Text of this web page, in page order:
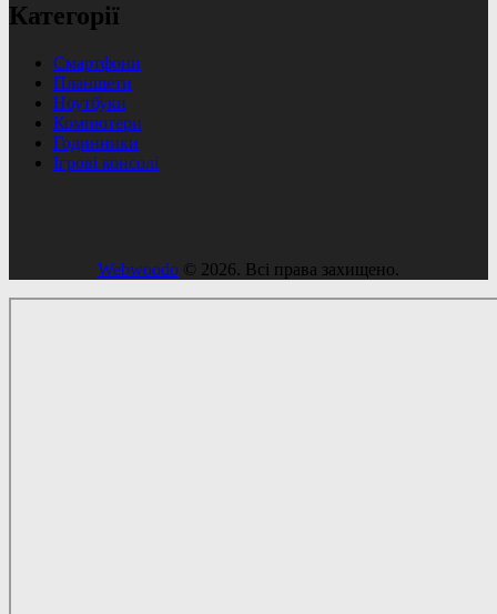
Категорії
Смартфони
Планшети
Ноутбуки
Компютери
Годинники
Ігрові консолі
Webwoodo © 2026. Всі права захищено.